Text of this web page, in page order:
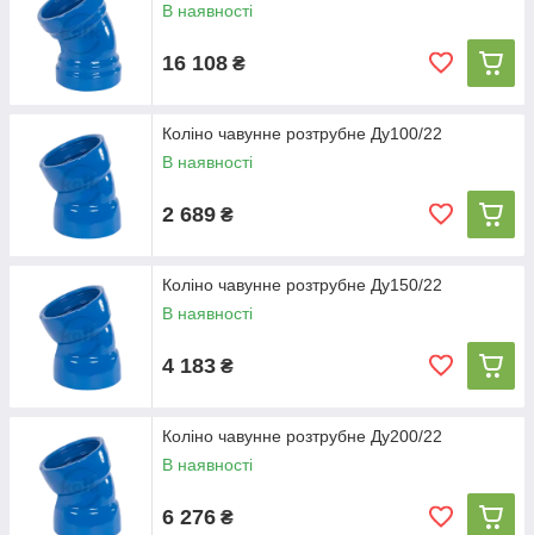
В наявності
16 108 ₴
Коліно чавунне розтрубне Ду100/22
В наявності
2 689 ₴
Коліно чавунне розтрубне Ду150/22
В наявності
4 183 ₴
Коліно чавунне розтрубне Ду200/22
В наявності
6 276 ₴